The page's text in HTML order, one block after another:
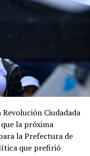
Ciudadada
la próxima
la Prefectura de
que prefirió